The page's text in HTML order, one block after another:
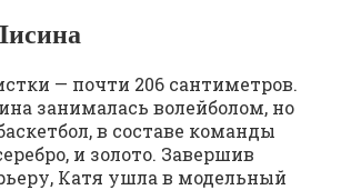
— почти 206 сантиметров.
занималась волейболом, но
в составе команды
и золото. Завершив
Катя ушла в модельный